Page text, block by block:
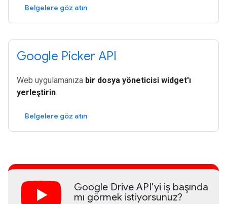
Belgelere göz atın
Google Picker API
Web uygulamanıza bir dosya yöneticisi widget'ı
yerleştirin.
Belgelere göz atın
Google Drive API'yi iş başında
mı görmek istiyorsunuz?